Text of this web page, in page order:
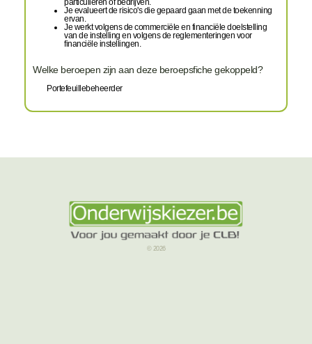
particulieren of bedrijven.
Je evalueert de risico's die gepaard gaan met de toekenning
ervan.
Je werkt volgens de commerciële en financiële doelstelling
van de instelling en volgens de reglementeringen voor
financiële instellingen.
Welke beroepen zijn aan deze beroepsfiche gekoppeld?
Portefeuillebeheerder
© 2026